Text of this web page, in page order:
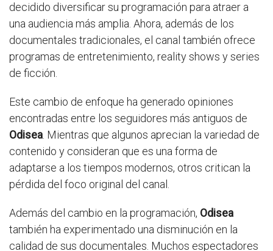
decidido diversificar su programación para atraer a
una audiencia más amplia. Ahora, además de los
documentales tradicionales, el canal también ofrece
programas de entretenimiento, reality shows y series
de ficción.
Este cambio de enfoque ha generado opiniones
encontradas entre los seguidores más antiguos de
Odisea . Mientras que algunos aprecian la variedad de
contenido y consideran que es una forma de
adaptarse a los tiempos modernos, otros critican la
pérdida del foco original del canal.
Además del cambio en la programación, Odisea
también ha experimentado una disminución en la
calidad de sus documentales. Muchos espectadores